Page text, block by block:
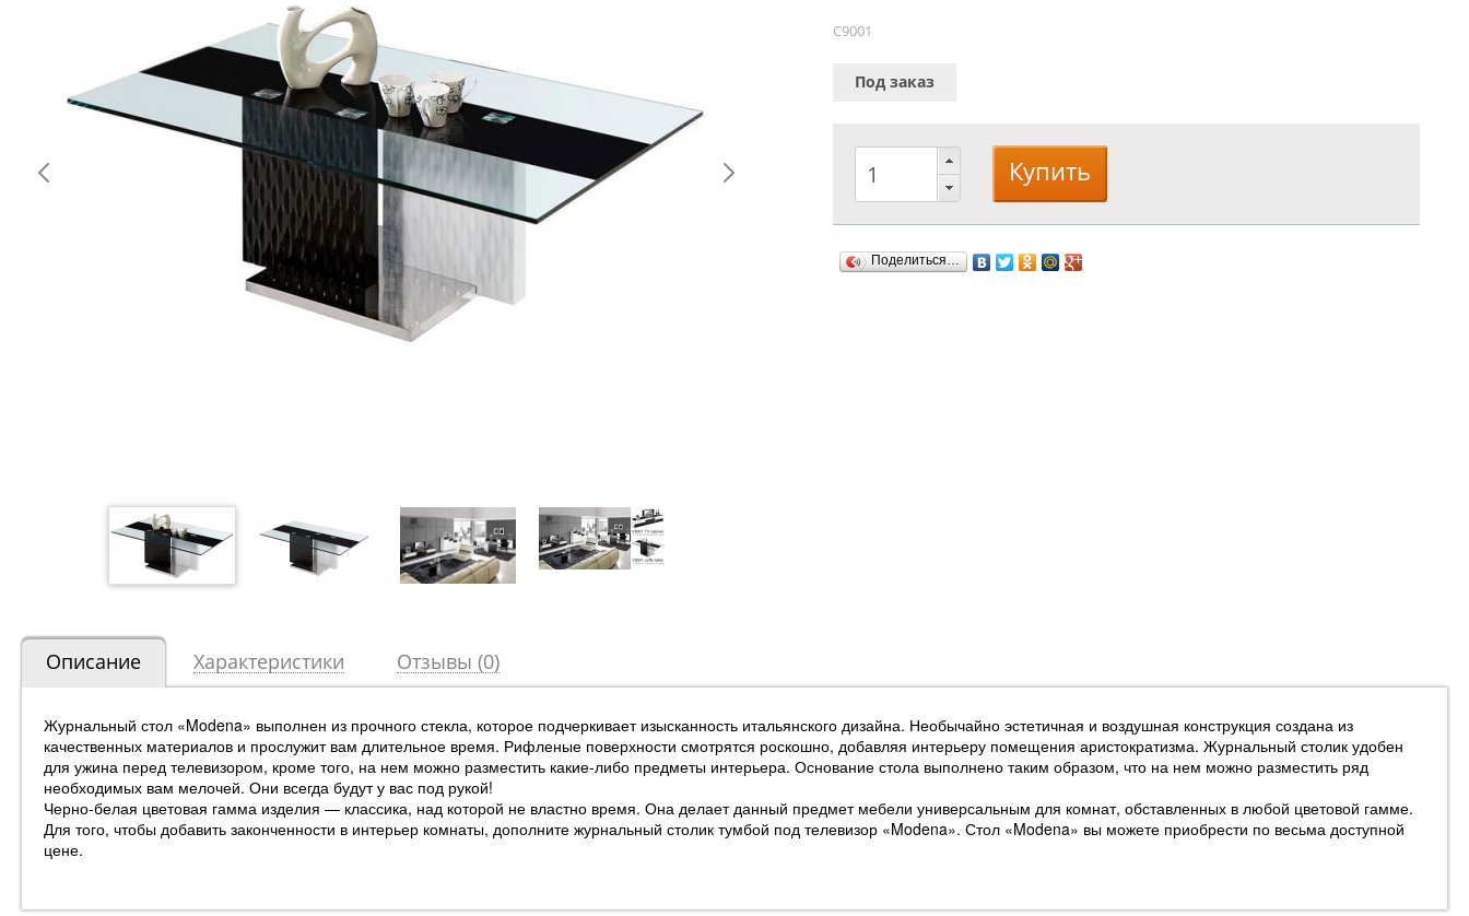
C9001
Под заказ
Поделиться…
Описание Характеристики Отзывы (0)
Журнальный стол «Modena» выполнен из прочного стекла, которое подчеркивает изысканность итальянского дизайна. Необычайно эстетичная и воздушная конструкция создана из
качественных материалов и прослужит вам длительное время. Рифленые поверхности смотрятся роскошно, добавляя интерьеру помещения аристократизма. Журнальный столик удобен
для ужина перед телевизором, кроме того, на нем можно разместить какие-либо предметы интерьера. Основание стола выполнено таким образом, что на нем можно разместить ряд
необходимых вам мелочей. Они всегда будут у вас под рукой!
Черно-белая цветовая гамма изделия — классика, над которой не властно время. Она делает данный предмет мебели универсальным для комнат, обставленных в любой цветовой гамме.
Для того, чтобы добавить законченности в интерьер комнаты, дополните журнальный столик тумбой под телевизор «Modena». Стол «Modena» вы можете приобрести по весьма доступной
цене.